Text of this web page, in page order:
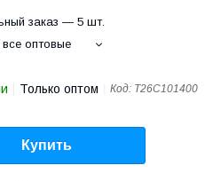
заказ — 5 шт.
оптовые
Только оптом Код: T26C101400
Купить